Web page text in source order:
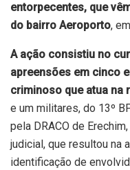
entorpecentes, que
do bairro Aeroporto,
A ação consistiu no
apreensões em cinco
criminoso que atua na
e um militares, do 13º
pela DRACO de
judicial, que resultou na
identificação de